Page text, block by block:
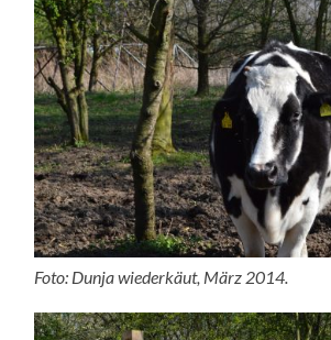
Foto: Dunja wiederkäut, März 2014.